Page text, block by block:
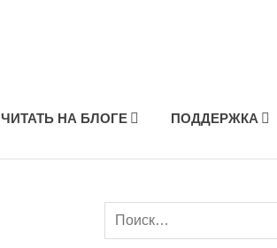
ЧИТАТЬ НА БЛОГЕ ПОДДЕРЖКА